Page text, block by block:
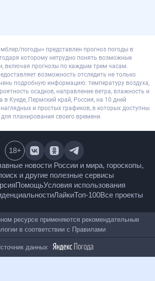
погоды» представлен прогноз погоды в
которому нетрудно понять возможные
включая прогнозы по каждым трем часам.
возможность отследить не только
подробную информацию: температуру воздуха,
осадков, направление ветра, влажность и
в Куеде, Пермский край, Россия, на 10 дней
и простых графиков, в которых доступны
планирования своего времени.
главные новости России и мира,
поиск и другие полезные сервисы
ПомощьУсловия использования
ЛайкиТоп-100
18+
ресурсе применяются
технологии в соответствии сПравилами
данных